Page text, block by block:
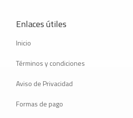
Enlaces útiles
Inicio
Términos y condiciones
Aviso de Privacidad
Formas de pago